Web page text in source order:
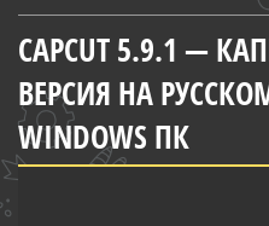
CAPCUT 5.9.1 —
ВЕРСИЯ НА
WINDOWS ПК